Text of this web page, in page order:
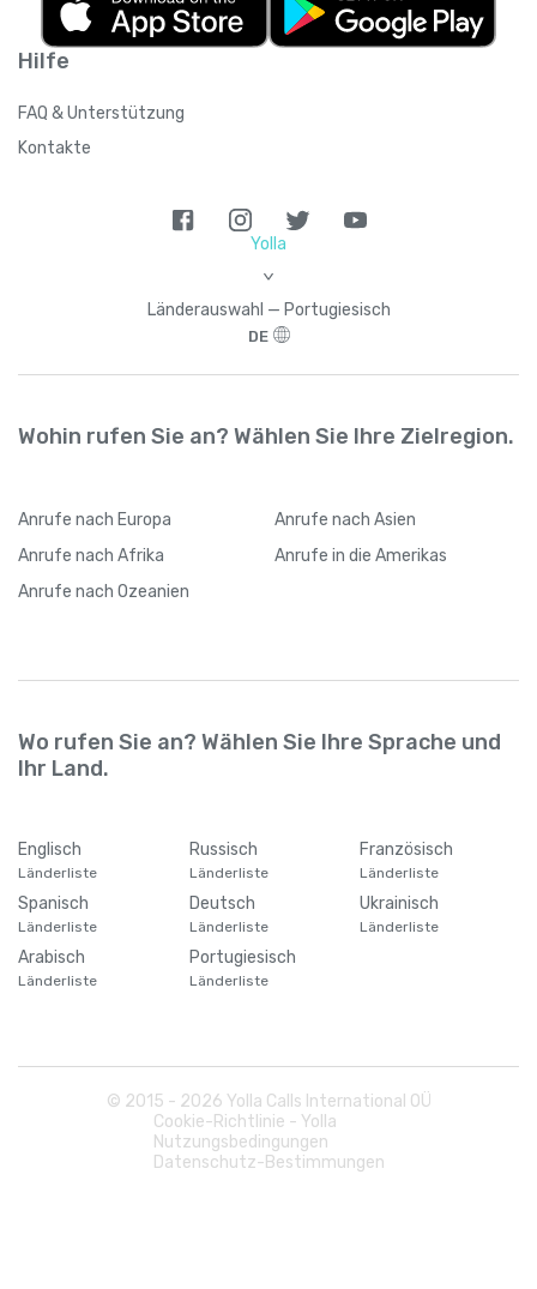
Hilfe
FAQ & Unterstützung
Kontakte
Yolla
>
Länderauswahl — Portugiesisch
DE
Wohin rufen Sie an? Wählen Sie Ihre Zielregion.
Anrufe nach Europa Anrufe nach Asien
Anrufe nach Afrika Anrufe in die Amerikas
Anrufe nach Ozeanien
Wo rufen Sie an? Wählen Sie Ihre Sprache und
Ihr Land.
Englisch
Länderliste
Russisch
Länderliste
Französisch
Länderliste
Spanisch
Länderliste
Deutsch
Länderliste
Ukrainisch
Länderliste
Arabisch
Länderliste
Portugiesisch
Länderliste
© 2015 - 2026 Yolla Calls International OÜ
Cookie-Richtlinie - Yolla
Nutzungsbedingungen
Datenschutz-Bestimmungen